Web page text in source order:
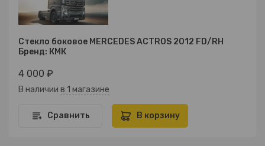
Стекло боковое MERCEDES ACTROS 2012 FD/RH
Бренд: КМК
4 000 ₽
В наличии в 1 магазине
Сравнить В корзину